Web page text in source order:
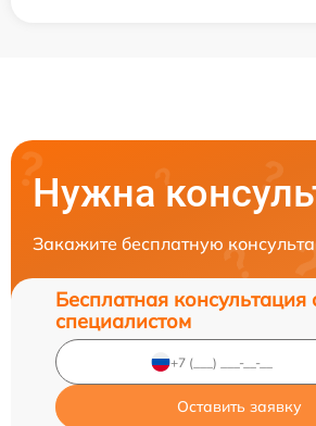
Нужна
Закажите бесплатную
Бесплатная консультация
специалистом
Оставить заявку